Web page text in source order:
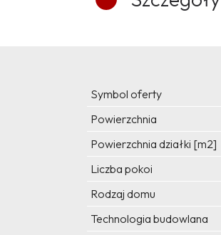
Symbol oferty
Powierzchnia
Powierzchnia działki [m2]
Liczba pokoi
Rodzaj domu
Technologia budowlana